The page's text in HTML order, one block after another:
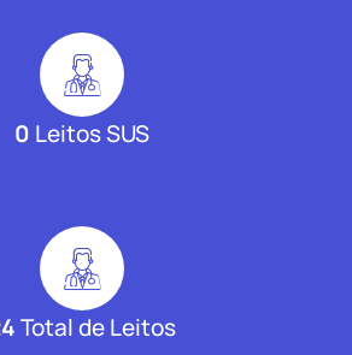
0 Leitos SUS
Total de Leitos